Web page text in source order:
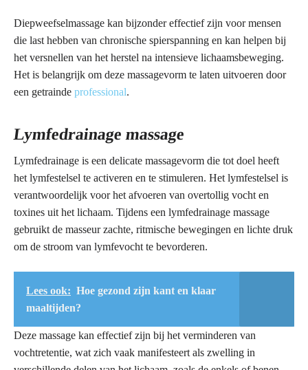
Diepweefselmassage kan bijzonder effectief zijn voor mensen
die last hebben van chronische spierspanning en kan helpen bij
het versnellen van het herstel na intensieve lichaamsbeweging.
Het is belangrijk om deze massagevorm te laten uitvoeren door
een getrainde professional.
Lymfedrainage massage
Lymfedrainage is een delicate massagevorm die tot doel heeft
het lymfestelsel te activeren en te stimuleren. Het lymfestelsel is
verantwoordelijk voor het afvoeren van overtollig vocht en
toxines uit het lichaam. Tijdens een lymfedrainage massage
gebruikt de masseur zachte, ritmische bewegingen en lichte druk
om de stroom van lymfevocht te bevorderen.
Lees ook: Hoe gezond zijn kant en klaar
maaltijden?
Deze massage kan effectief zijn bij het verminderen van
vochtretentie, wat zich vaak manifesteert als zwelling in